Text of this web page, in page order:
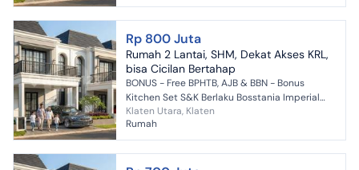
Rp 800 Juta
Rumah 2 Lantai, SHM, Dekat Akses KRL,
bisa Cicilan Bertahap
BONUS - Free BPHTB, AJB & BBN - Bonus
Kitchen Set S&K Berlaku Bosstania Imperial
Type Hilton Classic merupakan hunian
modern 1 & 2 lantai berkon...
Klaten Utara, Klaten
Rumah